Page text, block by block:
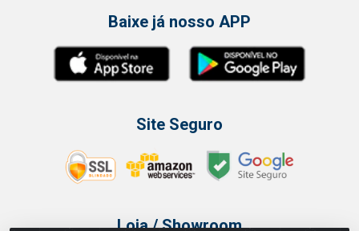
Baixe já nosso APP
Site Seguro
Loja / Showroom